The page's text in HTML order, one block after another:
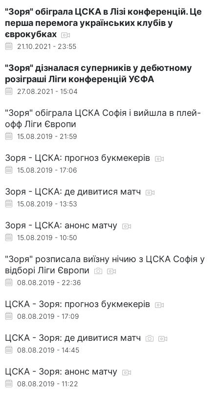
"Зоря" обіграла ЦСКА в Лізі конференцій. Це
перша перемога українських клубів у
єврокубках
21.10.2021 - 23:55
"Зоря" дізналася суперників у дебютному
розіграші Ліги конференцій УЄФА
27.08.2021 - 15:04
"Зоря" обіграла ЦСКА Софія і вийшла в плей-
офф Ліги Європи
15.08.2019 - 21:59
Зоря - ЦСКА: прогноз букмекерів
15.08.2019 - 17:06
Зоря - ЦСКА: де дивитися матч
15.08.2019 - 13:53
Зоря - ЦСКА: анонс матчу
15.08.2019 - 10:50
"Зоря" розписала виїзну нічию з ЦСКА Софія у
відборі Ліги Європи
08.08.2019 - 22:36
ЦСКА - Зоря: прогноз букмекерів
08.08.2019 - 17:09
ЦСКА - Зоря: де дивитися матч
08.08.2019 - 14:45
ЦСКА - Зоря: анонс матчу
08.08.2019 - 11:22